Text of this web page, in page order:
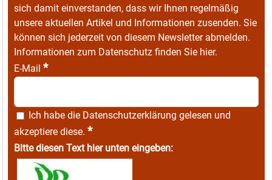
sich damit einverstanden, dass wir Ihnen regelmäßig
unsere aktuellen Artikel und Informationen zusenden. Sie
können sich jederzeit von diesem Newsletter abmelden.
Informationen zum Datenschutz finden Sie hier.
E-Mail *
Ich habe die Datenschutzerklärung gelesen und
akzeptiere diese. *
Bitte diesen Text hier unten eingeben: